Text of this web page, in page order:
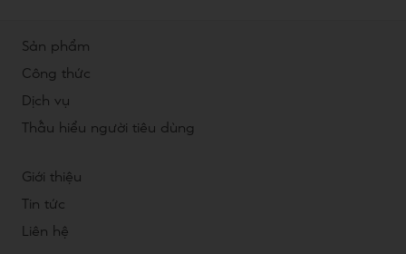
Sản phẩm
Công thức
Dịch vụ
Thấu hiểu người tiêu dùng
Giới thiệu
Tin tức
Liên hệ